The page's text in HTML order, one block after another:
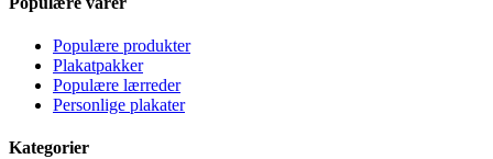
Populære produkter
Plakatpakker
Populære lærreder
Personlige plakater
Kategorier